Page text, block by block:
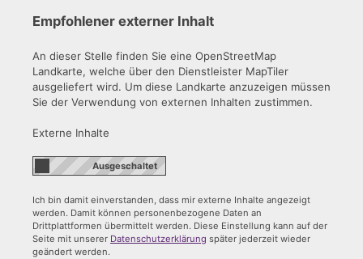
Empfohlener externer Inhalt
An dieser Stelle finden Sie eine OpenStreetMap
Landkarte, welche über den Dienstleister MapTiler
ausgeliefert wird. Um diese Landkarte anzuzeigen müssen
Sie der Verwendung von externen Inhalten zustimmen.
Externe Inhalte
Ich bin damit einverstanden, dass mir externe Inhalte angezeigt
werden. Damit können personenbezogene Daten an
Drittplattformen übermittelt werden. Diese Einstellung kann auf der
Seite mit unserer Datenschutzerklärung später jederzeit wieder
geändert werden.